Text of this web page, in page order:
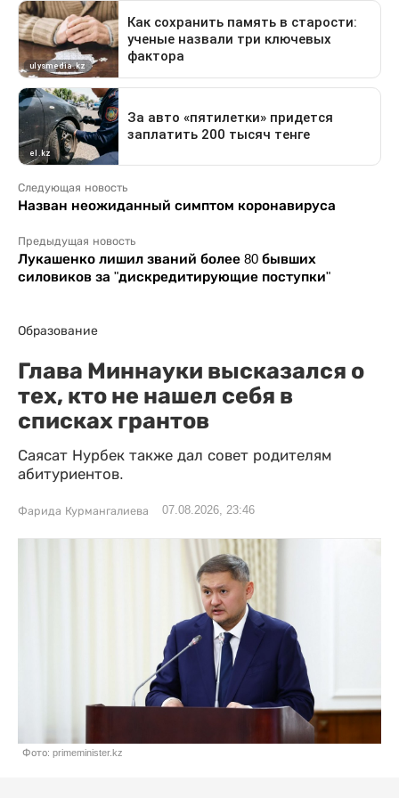
Следующая новость
Назван неожиданный симптом коронавируса
Предыдущая новость
Лукашенко лишил званий более 80 бывших
силовиков за "дискредитирующие поступки"
Образование
Глава Миннауки высказался о
тех, кто не нашел себя в
списках грантов
Саясат Нурбек также дал совет родителям
абитуриентов.
Фарида Курмангалиева 07.08.2026, 23:46
Фото: primeminister.kz